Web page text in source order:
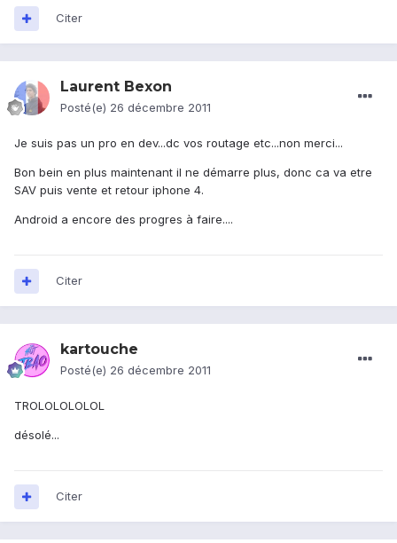
Citer
Laurent Bexon
Posté(e) 26 décembre 2011
Je suis pas un pro en dev...dc vos routage etc...non merci...
Bon bein en plus maintenant il ne démarre plus, donc ca va etre
SAV puis vente et retour iphone 4.
Android a encore des progres à faire....
Citer
kartouche
Posté(e) 26 décembre 2011
TROLOLOLOLOL
désolé...
Citer